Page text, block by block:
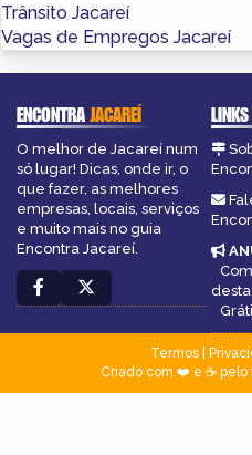
Trânsito Jacareí
Vagas de Empregos Jacareí
ENCONTRAJACAREÍ
O melhor de Jacareí num
só lugar! Dicas, onde ir, o
que fazer, as melhores
empresas, locais, serviços
e muito mais no guia
Encontra Jacareí.
Com
Termos|
Criado com ❤️ e ☕ pelo